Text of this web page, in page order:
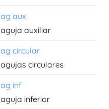
ag aux
aguja auxiliar
ag circular
agujas circulares
ag inf
aguja inferior